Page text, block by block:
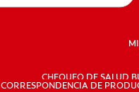
CHEQUEO DE SALUD
CORRESPONDENCIA DE